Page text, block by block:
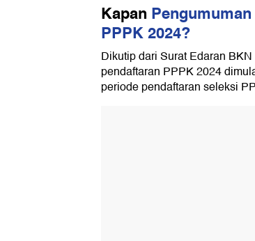
Kapan
PPPK 2024?
Dikutip dari Surat Edaran
pendaftaran PPPK 2024
periode pendaftaran seleksi